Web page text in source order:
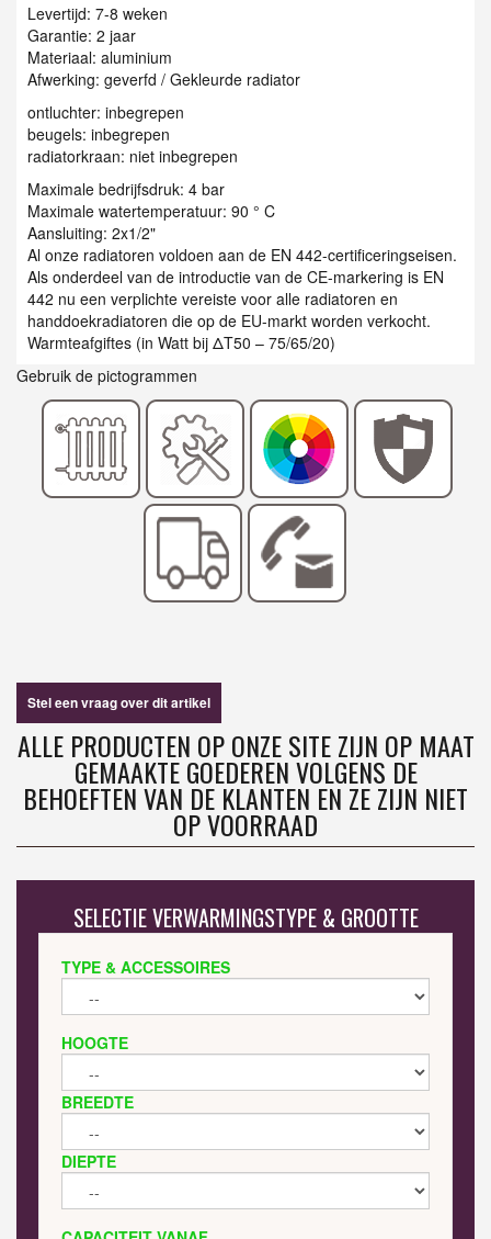
Levertijd: 7-8 weken
Garantie: 2 jaar
Materiaal: aluminium
Afwerking: geverfd / Gekleurde radiator
ontluchter: inbegrepen
beugels: inbegrepen
radiatorkraan: niet inbegrepen
Maximale bedrijfsdruk: 4 bar
Maximale watertemperatuur: 90 ° C
Aansluiting: 2x1/2"
Al onze radiatoren voldoen aan de EN 442-certificeringseisen.
Als onderdeel van de introductie van de CE-markering is EN
442 nu een verplichte vereiste voor alle radiatoren en
handdoekradiatoren die op de EU-markt worden verkocht.
Warmteafgiftes (in Watt bij ΔT50 – 75/65/20)
Gebruik de pictogrammen
Stel een vraag over dit artikel
ALLE PRODUCTEN OP ONZE SITE ZIJN OP MAAT
GEMAAKTE GOEDEREN VOLGENS DE
BEHOEFTEN VAN DE KLANTEN EN ZE ZIJN NIET
OP VOORRAAD
SELECTIE VERWARMINGSTYPE & GROOTTE
TYPE & ACCESSOIRES
HOOGTE
BREEDTE
DIEPTE